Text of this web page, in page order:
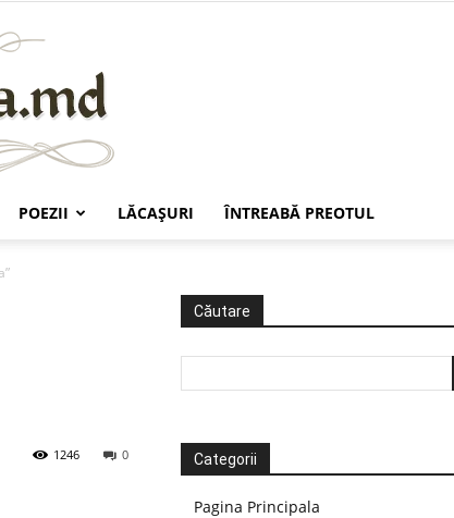
POEZII LĂCAŞURI ÎNTREABĂ PREOTUL
0
1246
Căutare
Categorii
Pagina Principala